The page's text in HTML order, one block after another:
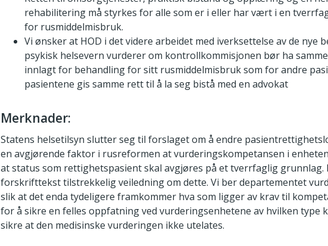
rehabilitering må styrkes for alle som er i eller har vært i en
for rusmiddelmisbruk.
Vi ønsker at HOD i det videre arbeidet med iverksettelse av de nye
psykisk helsevern vurderer om kontrollkommisjonen bør ha
innlagt for behandling for sitt rusmiddelmisbruk som for andre
pasientene gis samme rett til å la seg bistå med en advokat
Merknader:
Statens helsetilsyn slutter seg til forslaget om å endre
en avgjørende faktor i rusreformen at vurderingskompetansen i
at status som rettighetspasient skal avgjøres på et tverrfaglig grunnlag.
forskrifttekst tilstrekkelig veiledning om dette. Vi ber departementet
slik at det enda tydeligere framkommer hva som ligger av krav til
for å sikre en felles oppfatning ved vurderingsenhetene av hvilken type
sikre at den medisinske vurderingen ikke utelates.